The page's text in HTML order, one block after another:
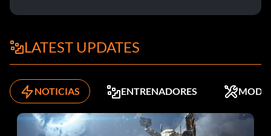
LATEST UPDATES
NOTICIAS ENTRENADORES MODS